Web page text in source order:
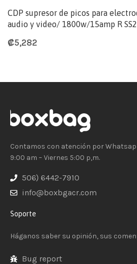
CDP supresor de picos para
audio y video/ 1800w/15amp R
₡5,282
Contamos con atención por
9:00 am – Viernes 5:00 p,m.
506) 6442-7910
info@boxbgacr.com
Soporte
Háganos saber su opinión, sus
Bug report